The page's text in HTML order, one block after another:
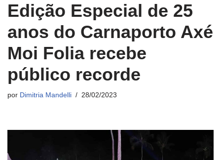
Edição Especial de 25
anos do Carnaporto Axé
Moi Folia recebe
público recorde
por Dimitria Mandelli 28/02/2023